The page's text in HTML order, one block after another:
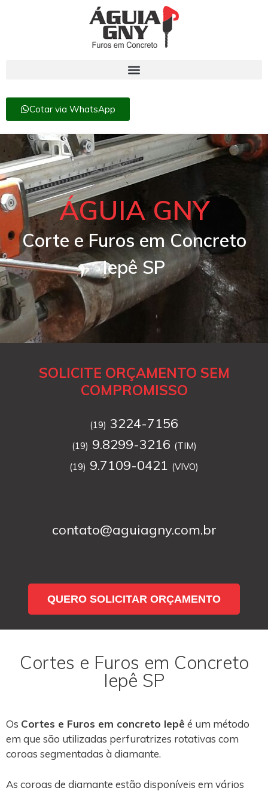
Cotar via WhatsApp
ÁGUIA GNY
Corte e Furos em Concreto
Iepê SP
SOLICITE ORÇAMENTO SEM
COMPROMISSO
(19) 3224-7156
(19) 9.8299-3216 (TIM)
(19) 9.7109-0421 (VIVO)
contato@aguiagny.com.br
QUERO SOLICITAR ORÇAMENTO
Cortes e Furos em Concreto
Iepê SP
Os Cortes e Furos em concreto Iepê é um método
em que são utilizadas perfuratrizes rotativas com
coroas segmentadas à diamante.
As coroas de diamante estão disponíveis em vários